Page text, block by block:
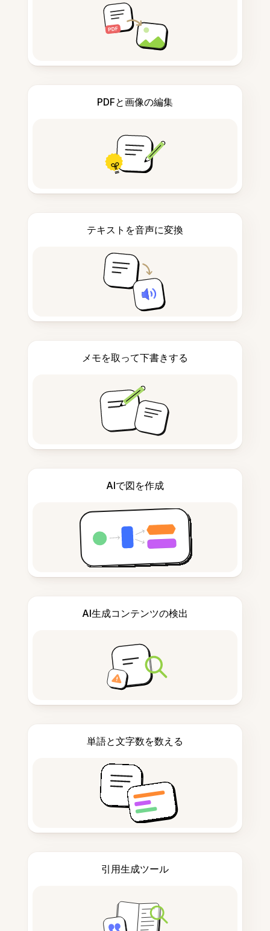
PDFと画像の編集
テキストを音声に変換
メモを取って下書きする
AIで図を作成
AI生成コンテンツの検出
単語と文字数を数える
引用生成ツール